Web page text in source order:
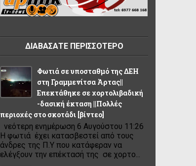
ΔΙΑΒΑΣΑΤΕ ΠΕΡΙΣΣΟΤΕΡΟ
Φωτιά σε υποσταθμό της ΔΕΗ
στη Γραμμενίτσα Άρτας||
Επεκτάθηκε σε χορτολιβαδική
-δασική έκταση ||Πολλές
περιοχές στο σκοτάδι [βίντεο]
νεότερη ενημέρωση 6 Αυγούστου 11:26
Η φωτιά έχει κατασβεστεί από τους
άνδρες της Π.Υ που κατάφεραν να
ελέγξουν την επέκτασή της σε χορτο...